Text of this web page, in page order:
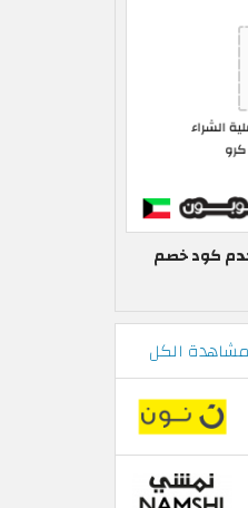
كرو 2026, استخدم كود خصم
مشاهدة الكل